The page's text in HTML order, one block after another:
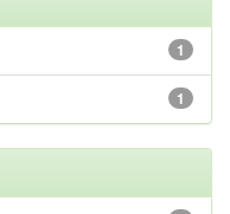
1
1